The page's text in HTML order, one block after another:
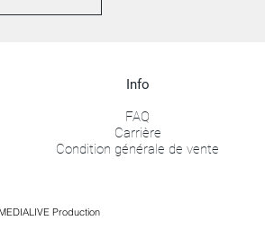
Info
FAQ
Carrière
Condition générale de vente
Production